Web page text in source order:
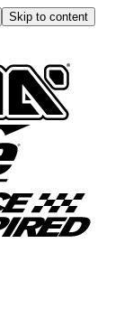
Skip to content